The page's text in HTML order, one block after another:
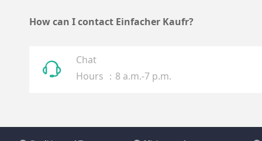
How can I contact Einfacher Kaufr?
Chat
Hours ：8 a.m.-7 p.m.
ꁱ